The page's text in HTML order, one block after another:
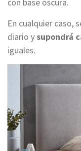
con base oscura.
En cualquier caso,
diario ysupondrá
iguales.